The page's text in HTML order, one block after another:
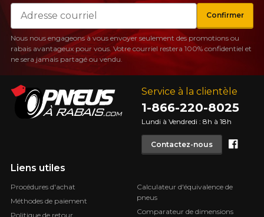
Service à la clientèle
1-866-220-8025
Lundi à Vendredi : 8h à 18h
Contactez-nous
Liens utiles
Procédures d'achat
Méthodes de paiement
Politique de retour
Calculateur d'équivalence de
pneus
Comparateur de dimensions
Courriel
Confirmer
Nous nous engageons à vous envoyer seulement des promotions ou
rabais avantageux pour vous. Votre courriel restera 100% confidentiel et
ne sera jamais partagé ou vendu.